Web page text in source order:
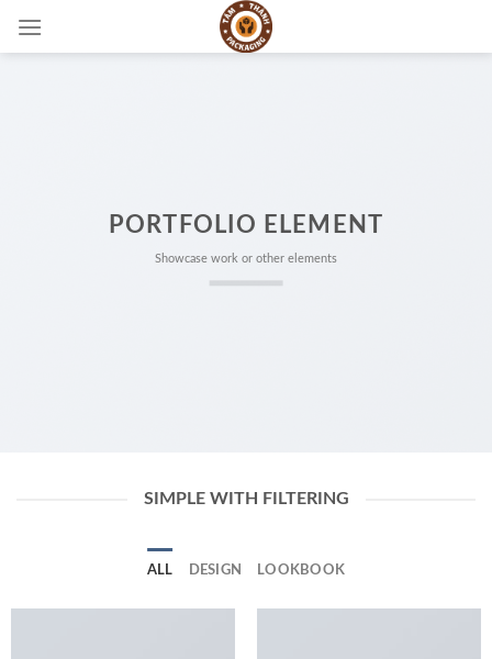
PORTFOLIO ELEMENT
Showcase work or other elements
SIMPLE WITH FILTERING
ALL DESIGN LOOKBOOK